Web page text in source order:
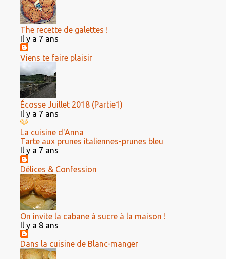
The recette de galettes !
Il y a 7 ans
Viens te faire plaisir
Écosse Juillet 2018 (Partie1)
Il y a 7 ans
La cuisine d'Anna
Tarte aux prunes italiennes-prunes bleu
Il y a 7 ans
Délices & Confession
On invite la cabane à sucre à la maison !
Il y a 8 ans
Dans la cuisine de Blanc-manger